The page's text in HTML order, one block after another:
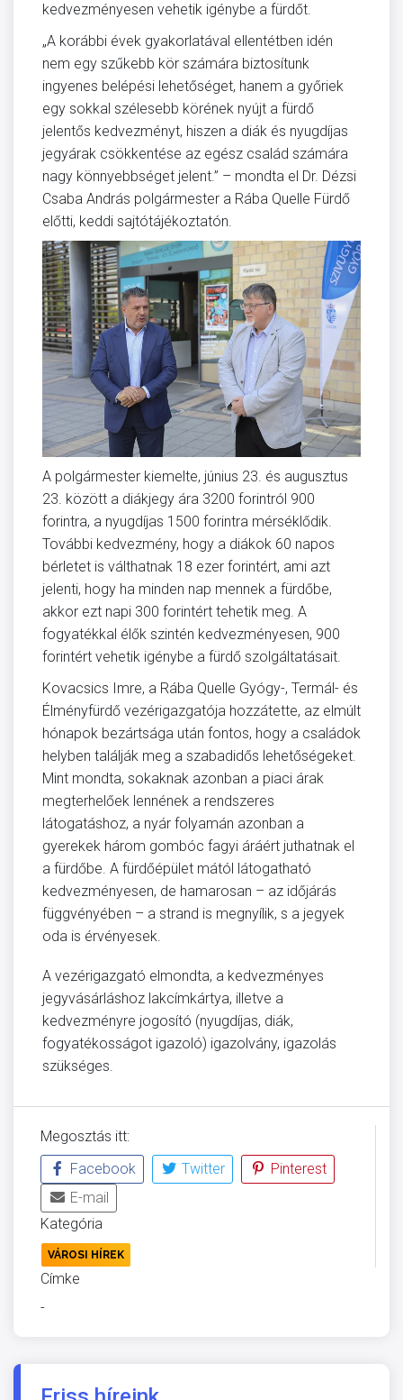
kedvezményesen vehetik igénybe a fürdőt.
„A korábbi évek gyakorlatával ellentétben idén
nem egy szűkebb kör számára biztosítunk
ingyenes belépési lehetőséget, hanem a győriek
egy sokkal szélesebb körének nyújt a fürdő
jelentős kedvezményt, hiszen a diák és nyugdíjas
jegyárak csökkentése az egész család számára
nagy könnyebbséget jelent.” – mondta el Dr. Dézsi
Csaba András polgármester a Rába Quelle Fürdő
előtti, keddi sajtótájékoztatón.
A polgármester kiemelte, június 23. és augusztus
23. között a diákjegy ára 3200 forintról 900
forintra, a nyugdíjas 1500 forintra mérséklődik.
További kedvezmény, hogy a diákok 60 napos
bérletet is válthatnak 18 ezer forintért, ami azt
jelenti, hogy ha minden nap mennek a fürdőbe,
akkor ezt napi 300 forintért tehetik meg. A
fogyatékkal élők szintén kedvezményesen, 900
forintért vehetik igénybe a fürdő szolgáltatásait.
Kovacsics Imre, a Rába Quelle Gyógy-, Termál- és
Élményfürdő vezérigazgatója hozzátette, az elmúlt
hónapok bezártsága után fontos, hogy a családok
helyben találják meg a szabadidős lehetőségeket.
Mint mondta, sokaknak azonban a piaci árak
megterhelőek lennének a rendszeres
látogatáshoz, a nyár folyamán azonban a
gyerekek három gombóc fagyi áráért juthatnak el
a fürdőbe. A fürdőépület mától látogatható
kedvezményesen, de hamarosan – az időjárás
függvényében – a strand is megnyílik, s a jegyek
oda is érvényesek.
A vezérigazgató elmondta, a kedvezményes
jegyvásárláshoz lakcímkártya, illetve a
kedvezményre jogosító (nyugdíjas, diák,
fogyatékosságot igazoló) igazolvány, igazolás
szükséges.
Megosztás itt:
Facebook
Twitter
Pinterest
E-mail
Kategória
VÁROSI HÍREK
Címke
-